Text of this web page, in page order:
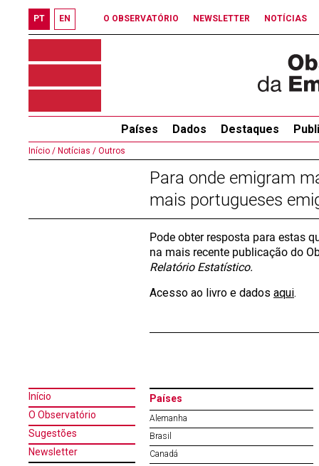
PT EN O OBSERVATÓRIO NEWSLETTER NOTÍCIAS
Países Dados Destaques
Início / Notícias / Outros
Para onde emigram
mais portugueses
Pode obter resposta para estas
na mais recente publicação do
Relatório Estatístico.
Acesso ao livro e dados aqui.
Início
O Observatório
Sugestões
Newsletter
Países
Alemanha
Brasil
Canadá